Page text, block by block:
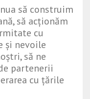
să construim
să acționăm
cu
și nevoile
să ne
partenerii
cu țările